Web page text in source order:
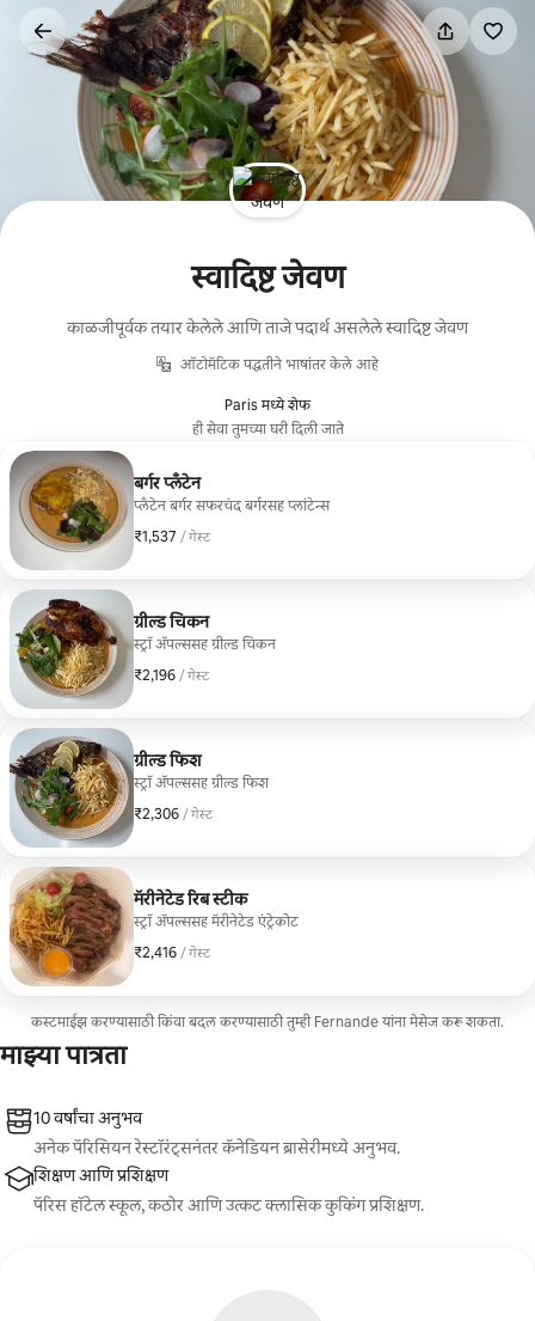
स्वादिष्ट जेवण
काळजीपूर्वक तयार केलेले आणि ताजे पदार्थ असलेले स्वादिष्ट जेवण
ऑटोमॅटिक पद्धतीने भाषांतर केले आहे
Paris मध्ये शेफ
ही सेवा तुमच्या घरी दिली जाते
बर्गर प्लँटेन
प्लँटेन बर्गर सफरचंद बर्गरसह प्लांटेन्स
₹1,537 / गेस्ट
₹1,537 प्रति गेस्ट
ग्रील्ड चिकन
स्ट्रॉ ॲपल्ससह ग्रील्ड चिकन
₹2,196 / गेस्ट
₹2,196 प्रति गेस्ट
ग्रील्ड फिश
स्ट्रॉ ॲपल्ससह ग्रील्ड फिश
₹2,306 / गेस्ट
₹2,306 प्रति गेस्ट
मॅरीनेटेड रिब स्टीक
स्ट्रॉ अ‍ॅपल्ससह मॅरीनेटेड एंट्रेकोट
₹2,416 / गेस्ट
₹2,416 प्रति गेस्ट
कस्टमाईझ करण्यासाठी किंवा बदल करण्यासाठी तुम्ही Fernande यांना मेसेज करू शकता.
माझ्या पात्रता
10 वर्षांचा अनुभव
अनेक पॅरिसियन रेस्टॉरंट्सनंतर कॅनेडियन ब्रासेरीमध्ये अनुभव.
शिक्षण आणि प्रशिक्षण
पॅरिस हॉटेल स्कूल, कठोर आणि उत्कट क्लासिक कुकिंग प्रशिक्षण.